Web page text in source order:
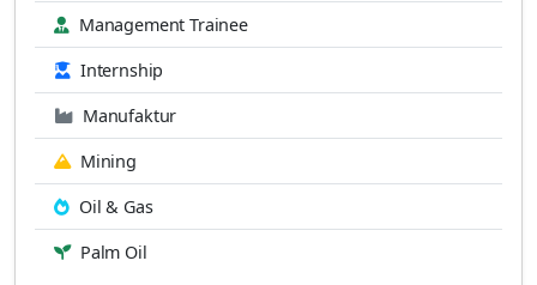
Management Trainee
Internship
Manufaktur
Mining
Oil & Gas
Palm Oil